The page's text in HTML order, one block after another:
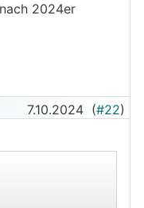
2024er
7.10.2024 (#22)